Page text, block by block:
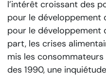
l’intérêt croissant des
pour le développement
pour le développement
part, les crises
mis les
des 1990, une